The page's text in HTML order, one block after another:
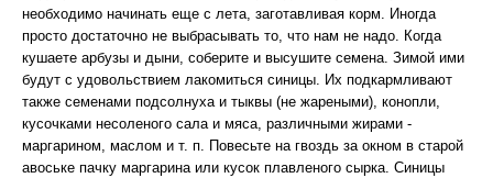
необходимо начинать еще с лета, заготавливая корм. Иногда
просто достаточно не выбрасывать то, что нам не надо. Когда
кушаете арбузы и дыни, соберите и высушите семена. Зимой ими
будут с удовольствием лакомиться синицы. Их подкармливают
также семенами подсолнуха и тыквы (не жареными), конопли,
кусочками несоленого сала и мяса, различными жирами -
маргарином, маслом и т. п. Повесьте на гвоздь за окном в старой
авоське пачку маргарина или кусок плавленого сырка. Синицы